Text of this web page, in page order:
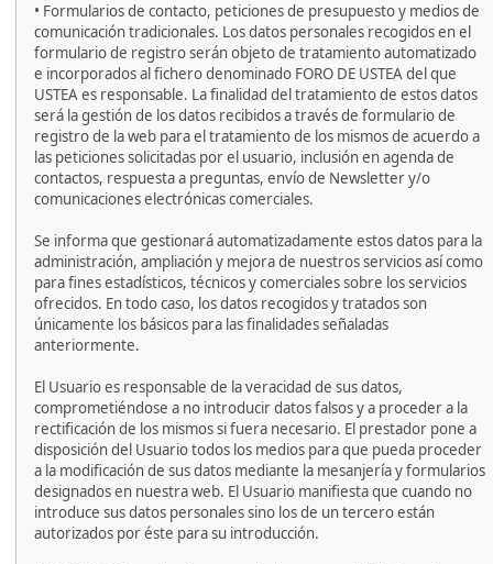
• Formularios de contacto, peticiones de presupuesto y medios de
comunicación tradicionales. Los datos personales recogidos en el
formulario de registro serán objeto de tratamiento automatizado
e incorporados al fichero denominado FORO DE USTEA del que
USTEA es responsable. La finalidad del tratamiento de estos datos
será la gestión de los datos recibidos a través de formulario de
registro de la web para el tratamiento de los mismos de acuerdo a
las peticiones solicitadas por el usuario, inclusión en agenda de
contactos, respuesta a preguntas, envío de Newsletter y/o
comunicaciones electrónicas comerciales.
Se informa que gestionará automatizadamente estos datos para la
administración, ampliación y mejora de nuestros servicios así como
para fines estadísticos, técnicos y comerciales sobre los servicios
ofrecidos. En todo caso, los datos recogidos y tratados son
únicamente los básicos para las finalidades señaladas
anteriormente.
El Usuario es responsable de la veracidad de sus datos,
comprometiéndose a no introducir datos falsos y a proceder a la
rectificación de los mismos si fuera necesario. El prestador pone a
disposición del Usuario todos los medios para que pueda proceder
a la modificación de sus datos mediante la mesanjería y formularios
designados en nuestra web. El Usuario manifiesta que cuando no
introduce sus datos personales sino los de un tercero están
autorizados por éste para su introducción.